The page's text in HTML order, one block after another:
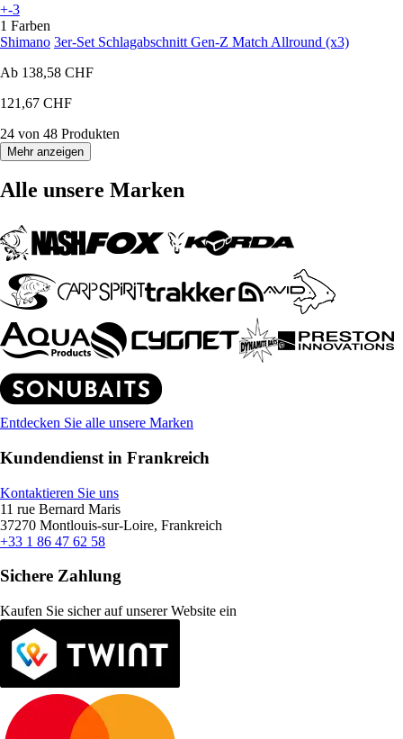
+-3
1 Farben
Shimano 3er-Set Schlagabschnitt Gen-Z Match Allround (x3)
Ab 138,58 CHF
121,67 CHF
24 von 48 Produkten
Mehr anzeigen
Alle unsere Marken
Entdecken Sie alle unsere Marken
Kundendienst in Frankreich
Kontaktieren Sie uns
11 rue Bernard Maris
37270 Montlouis-sur-Loire, Frankreich
+33 1 86 47 62 58
Sichere Zahlung
Kaufen Sie sicher auf unserer Website ein